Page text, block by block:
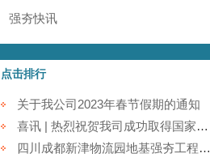
强夯快讯
点击排行
关于我公司2023年春节假期的通知
喜讯 | 热烈祝贺我司成功取得国家商标注册证书！
四川成都新津物流园地基强夯工程【康尚强夯建设】